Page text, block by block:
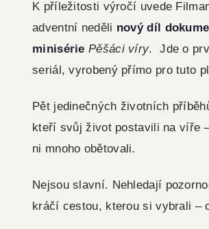
K příležitosti výročí uvede
adventní neděli nový díl
minisérie Pěšáci víry. Jde o
seriál, vyrobený přímo pro tuto
Pět jedinečných životních
kteří svůj život postavili na víře
ni mnoho obětovali.
Nejsou slavní. Nehledají
kráčí cestou, kterou si vybrali –